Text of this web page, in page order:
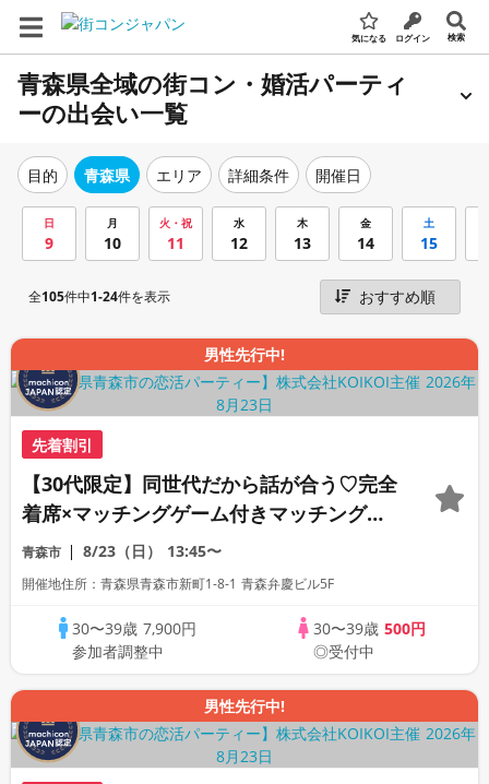
気になる ログイン 検索
青森県全域の街コン・婚活パーティ
ーの出会い一覧
目的 青森県 エリア 詳細条件 開催日
日
9
月
10
火・祝
11
水
12
木
13
金
14
土
15
全105件中1-24件を表示
男性先行中!
先着割引
【30代限定】同世代だから話が合う♡完全
着席×マッチングゲーム付きマッチングコ
ン
青森市 8/23（日） 13:45〜
開催地住所：青森県青森市新町1-8-1 青森弁慶ビル5F
30〜39歳 7,900円
参加者調整中
30〜39歳 500円
◎受付中
男性先行中!